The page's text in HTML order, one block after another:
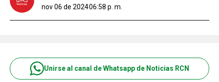
nov 06 de 202406:58 p. m.
Unirse al canal de Whatsapp de Noticias RCN